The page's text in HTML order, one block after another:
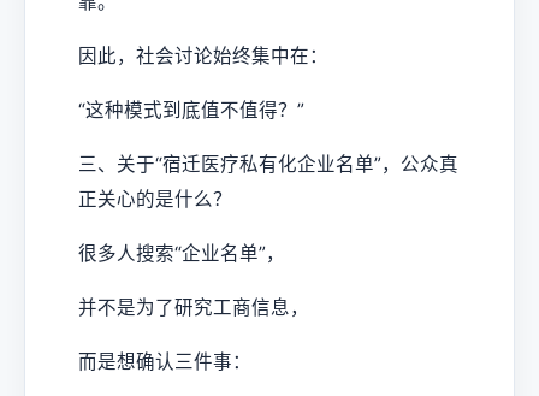
因此，社会讨论始终集中在：
“这种模式到底值不值得？”
三、关于“宿迁医疗私有化企业名单”，公众真
正关心的是什么？
很多人搜索“企业名单”，
并不是为了研究工商信息，
而是想确认三件事：